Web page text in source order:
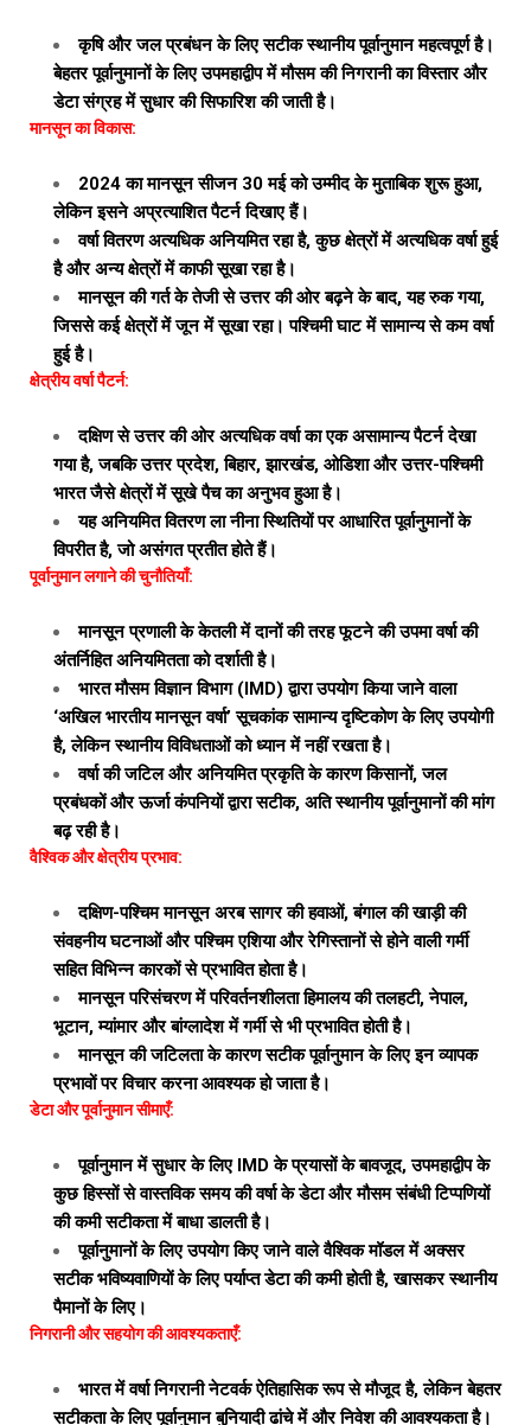
कृषि और जल प्रबंधन के लिए सटीक स्थानीय पूर्वानुमान महत्वपूर्ण है।
बेहतर पूर्वानुमानों के लिए उपमहाद्वीप में मौसम की निगरानी का विस्तार और
डेटा संग्रह में सुधार की सिफारिश की जाती है।
मानसून का विकास:
2024 का मानसून सीजन 30 मई को उम्मीद के मुताबिक शुरू हुआ,
लेकिन इसने अप्रत्याशित पैटर्न दिखाए हैं।
वर्षा वितरण अत्यधिक अनियमित रहा है, कुछ क्षेत्रों में अत्यधिक वर्षा हुई
है और अन्य क्षेत्रों में काफी सूखा रहा है।
मानसून की गर्त के तेजी से उत्तर की ओर बढ़ने के बाद, यह रुक गया,
जिससे कई क्षेत्रों में जून में सूखा रहा। पश्चिमी घाट में सामान्य से कम वर्षा
हुई है।
क्षेत्रीय वर्षा पैटर्न:
दक्षिण से उत्तर की ओर अत्यधिक वर्षा का एक असामान्य पैटर्न देखा
गया है, जबकि उत्तर प्रदेश, बिहार, झारखंड, ओडिशा और उत्तर-पश्चिमी
भारत जैसे क्षेत्रों में सूखे पैच का अनुभव हुआ है।
यह अनियमित वितरण ला नीना स्थितियों पर आधारित पूर्वानुमानों के
विपरीत है, जो असंगत प्रतीत होते हैं।
पूर्वानुमान लगाने की चुनौतियाँ:
मानसून प्रणाली के केतली में दानों की तरह फूटने की उपमा वर्षा की
अंतर्निहित अनियमितता को दर्शाती है।
भारत मौसम विज्ञान विभाग (IMD) द्वारा उपयोग किया जाने वाला
‘अखिल भारतीय मानसून वर्षा’ सूचकांक सामान्य दृष्टिकोण के लिए उपयोगी
है, लेकिन स्थानीय विविधताओं को ध्यान में नहीं रखता है।
वर्षा की जटिल और अनियमित प्रकृति के कारण किसानों, जल
प्रबंधकों और ऊर्जा कंपनियों द्वारा सटीक, अति स्थानीय पूर्वानुमानों की मांग
बढ़ रही है।
वैश्विक और क्षेत्रीय प्रभाव:
दक्षिण-पश्चिम मानसून अरब सागर की हवाओं, बंगाल की खाड़ी की
संवहनीय घटनाओं और पश्चिम एशिया और रेगिस्तानों से होने वाली गर्मी
सहित विभिन्न कारकों से प्रभावित होता है।
मानसून परिसंचरण में परिवर्तनशीलता हिमालय की तलहटी, नेपाल,
भूटान, म्यांमार और बांग्लादेश में गर्मी से भी प्रभावित होती है।
मानसून की जटिलता के कारण सटीक पूर्वानुमान के लिए इन व्यापक
प्रभावों पर विचार करना आवश्यक हो जाता है।
डेटा और पूर्वानुमान सीमाएँ:
पूर्वानुमान में सुधार के लिए IMD के प्रयासों के बावजूद, उपमहाद्वीप के
कुछ हिस्सों से वास्तविक समय की वर्षा के डेटा और मौसम संबंधी टिप्पणियों
की कमी सटीकता में बाधा डालती है।
पूर्वानुमानों के लिए उपयोग किए जाने वाले वैश्विक मॉडल में अक्सर
सटीक भविष्यवाणियों के लिए पर्याप्त डेटा की कमी होती है, खासकर स्थानीय
पैमानों के लिए।
निगरानी और सहयोग की आवश्यकताएँ:
भारत में वर्षा निगरानी नेटवर्क ऐतिहासिक रूप से मौजूद है, लेकिन बेहतर
सटीकता के लिए पूर्वानुमान बुनियादी ढांचे में और निवेश की आवश्यकता है।